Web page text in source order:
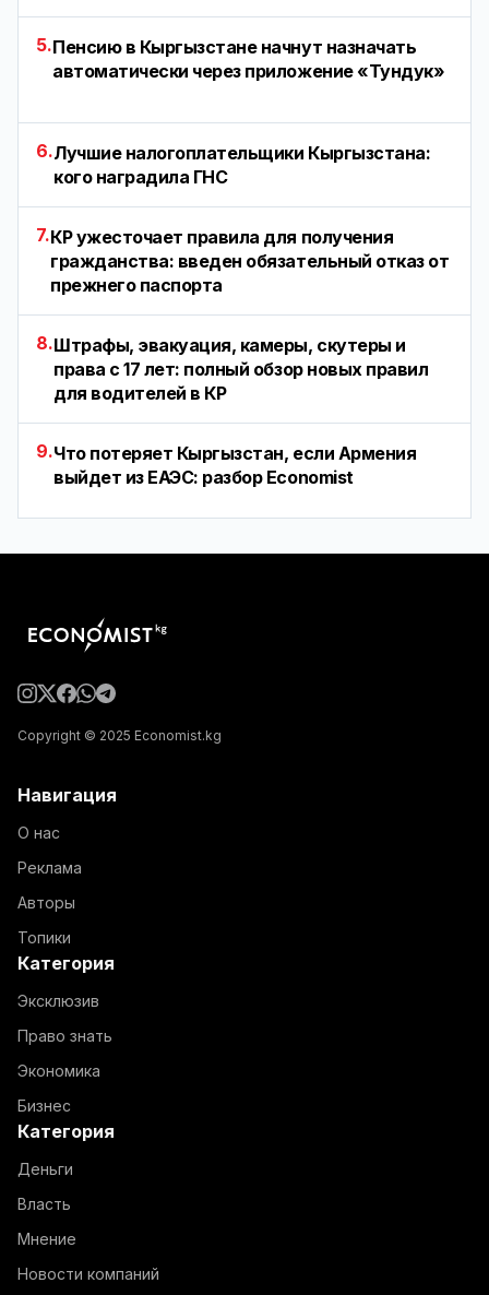
5.Пенсию в Кыргызстане начнут назначать
автоматически через приложение «Тундук»
6.Лучшие налогоплательщики Кыргызстана:
кого наградила ГНС
7.КР ужесточает правила для получения
гражданства: введен обязательный отказ от
прежнего паспорта
8.Штрафы, эвакуация, камеры, скутеры и
права с 17 лет: полный обзор новых правил
для водителей в КР
9.Что потеряет Кыргызстан, если Армения
выйдет из ЕАЭС: разбор Economist
Copyright © 2025 Economist.kg
Навигация
О нас
Реклама
Авторы
Топики
Категория
Эксклюзив
Право знать
Экономика
Бизнес
Категория
Деньги
Власть
Мнение
Новости компаний